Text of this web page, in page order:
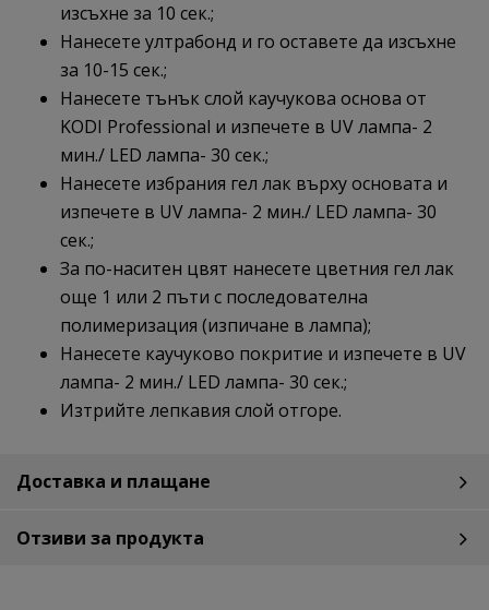
изсъхне за 10 сек.;
Нанесете ултрабонд и го оставете да изсъхне
за 10-15 сек.;
Нанесете тънък слой каучукова основа от
KODI Professional и изпечете в UV лампа- 2
мин./ LED лампа- 30 сек.;
Нанесете избрания гел лак върху основата и
изпечете в UV лампа- 2 мин./ LED лампа- 30
сек.;
За по-наситен цвят нанесете цветния гел лак
още 1 или 2 пъти с последователна
полимеризация (изпичане в лампа);
Нанесете каучуково покритие и изпечете в UV
лампа- 2 мин./ LED лампа- 30 сек.;
Изтрийте лепкавия слой отгоре.
Доставка и плащане
Отзиви за продукта